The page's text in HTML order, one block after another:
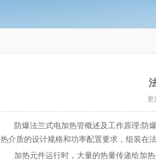
更
防爆法兰式电加热管概述及工作原理:防
热介质的设计规格和功率配置要求，组装在
加热元件运行时，大量的热量传递给加